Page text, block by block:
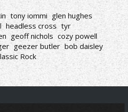
tony iommi glen hughes
headless cross tyr
geoff nichols cozy powell
geezer butler bob daisley
Rock